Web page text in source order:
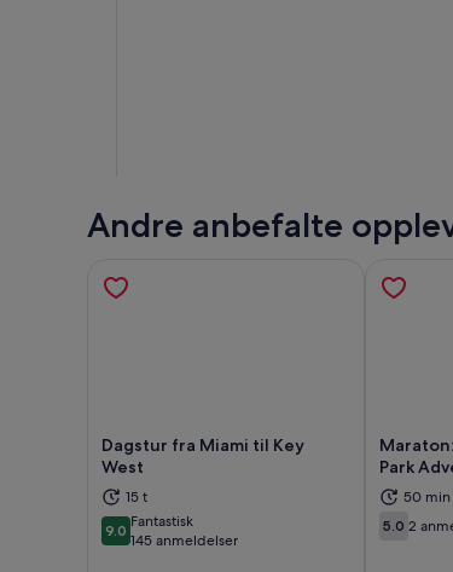
Andre anbefalte
Dagstur fra Miami til Key
West
15 t
9.09.0 av 10
Fantastisk
145 anmeldelser
Åpnes i en ny fane
Park
50 min
5.05.0 av 10
2